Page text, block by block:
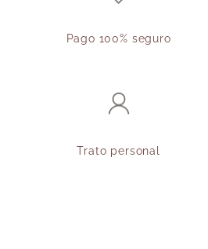
Pago 100% seguro
Trato personal